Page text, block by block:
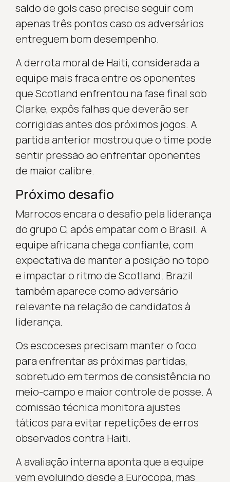
saldo de gols caso precise seguir com
apenas três pontos caso os adversários
entreguem bom desempenho.
A derrota moral de Haiti, considerada a
equipe mais fraca entre os oponentes
que Scotland enfrentou na fase final sob
Clarke, expôs falhas que deverão ser
corrigidas antes dos próximos jogos. A
partida anterior mostrou que o time pode
sentir pressão ao enfrentar oponentes
de maior calibre.
Próximo desafio
Marrocos encara o desafio pela liderança
do grupo C, após empatar com o Brasil. A
equipe africana chega confiante, com
expectativa de manter a posição no topo
e impactar o ritmo de Scotland. Brazil
também aparece como adversário
relevante na relação de candidatos à
liderança.
Os escoceses precisam manter o foco
para enfrentar as próximas partidas,
sobretudo em termos de consistência no
meio-campo e maior controle de posse. A
comissão técnica monitora ajustes
táticos para evitar repetições de erros
observados contra Haiti.
A avaliação interna aponta que a equipe
vem evoluindo desde a Eurocopa, mas